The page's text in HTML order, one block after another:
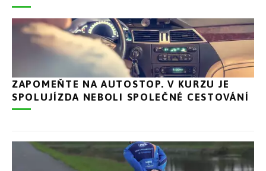
ZAPOMEŇTE NA AUTOSTOP. V KURZU JE
SPOLUJÍZDA NEBOLI SPOLEČNÉ CESTOVÁNÍ